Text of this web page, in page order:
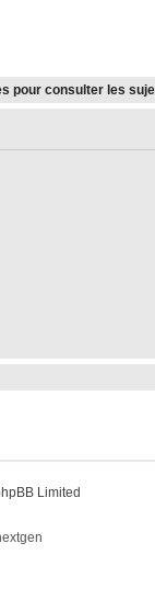
pour consulter les
Limited